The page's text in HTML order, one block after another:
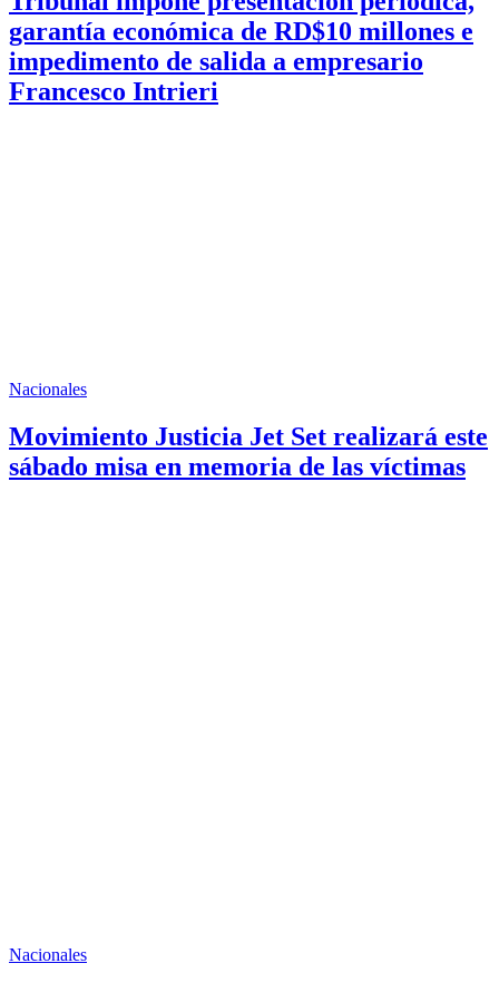
garantía económica de RD$10 millones e
impedimento de salida a empresario
Francesco Intrieri
Nacionales
Movimiento Justicia Jet Set realizará este
sábado misa en memoria de las víctimas
Nacionales